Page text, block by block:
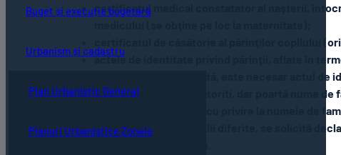
Buget și execuție bugetară
Urbanism și cadastru
Plan Urbanistic General
Planuri Urbanistice Zonale
certificatul medical constatator al naşterii,
certificatul de căsătorie al părinţilor copilului
actele de identitate privind părinţii, aflate în
făcută de mamă sau tată, este necesar actul
dacă părinții sunt căsătoriti, dar poartă nume
sau a notarului public, cu privire la numele de
dacă părinții au domicilii diferite, se solicită